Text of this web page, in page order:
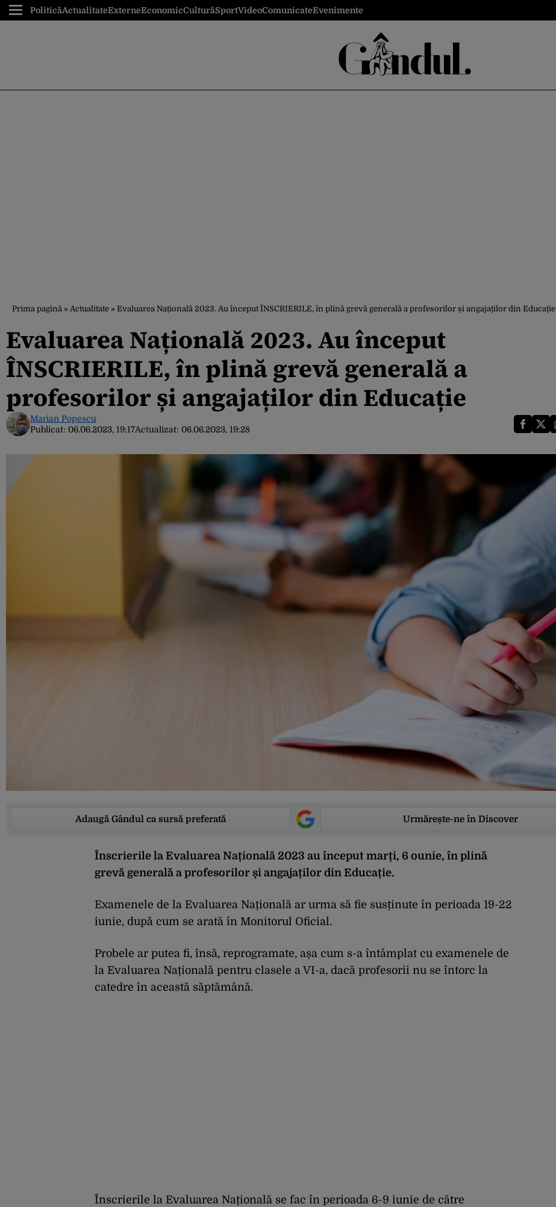
PoliticăActualitateExterneEconomicCulturăSportVideoComunicateEvenimente
Prima pagină » Actualitate » Evaluarea Națională 2023. Au început ÎNSCRIERILE, în plină grevă generală a profesorilor și angajaților din Educație
Evaluarea Națională 2023. Au început
ÎNSCRIERILE, în plină grevă generală a
profesorilor și angajaților din Educație
Marian Popescu
Publicat: 06.06.2023, 19:17Actualizat: 06.06.2023, 19:28
Adaugă Gândul ca sursă preferată Urmărește-ne în Discover
Înscrierile la Evaluarea Națională 2023 au început marți, 6 ounie, în plină
grevă generală a profesorilor și angajaților din Educație.
Examenele de la Evaluarea Națională ar urma să fie susținute în perioada 19-22
iunie, după cum se arată în Monitorul Oficial.
Probele ar putea fi, însă, reprogramate, așa cum s-a întâmplat cu examenele de
la Evaluarea Națională pentru clasele a VI-a, dacă profesorii nu se întorc la
catedre în această săptămână.
Înscrierile la Evaluarea Națională se fac în perioada 6-9 iunie de către